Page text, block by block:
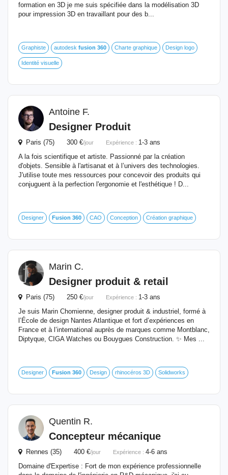
formation en 3D je me suis spécifiée dans la modélisation 3D
pour impression 3D en travaillant pour des b...
Graphiste autodesk fusion 360 Charte graphique Design logo
Identité visuelle
Antoine F.
Designer Produit
Paris (75) 300 €/jour Expérience : 1-3 ans
A la fois scientifique et artiste. Passionné par la création
d'objets. Sensible à l'artisanat et à l’univers des technologies.
J'utilise toute mes ressources pour concevoir des produits qui
conjuguent à la perfection l'ergonomie et l'esthétique ! D...
Designer Fusion 360 CAO Conception Création graphique
Marin C.
Designer produit & retail
Paris (75) 250 €/jour Expérience : 1-3 ans
Je suis Marin Chomienne, designer produit & industriel, formé à
l’École de design Nantes Atlantique et fort d’expériences en
France et à l’international auprès de marques comme Montblanc,
Diptyque, CIGA Watches ou Bouygues Construction. ✨ Mes ...
Designer Fusion 360 Design rhinocéros 3D Solidworks
Quentin R.
Concepteur mécanique
Rennes (35) 400 €/jour Expérience : 4-6 ans
Domaine d'Expertise : Fort de mon expérience professionnelle